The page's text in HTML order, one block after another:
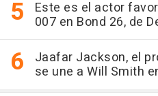
Este es el actor
007 en Bond 26, de
Jaafar Jackson, el
se une a Will Smith